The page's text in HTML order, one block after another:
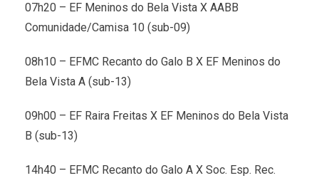
07h20 – EF Meninos do Bela Vista X AABB
Comunidade/Camisa 10 (sub-09)
08h10 – EFMC Recanto do Galo B X EF Meninos do
Bela Vista A (sub-13)
09h00 – EF Raira Freitas X EF Meninos do Bela Vista
B (sub-13)
14h40 – EFMC Recanto do Galo A X Soc. Esp. Rec.